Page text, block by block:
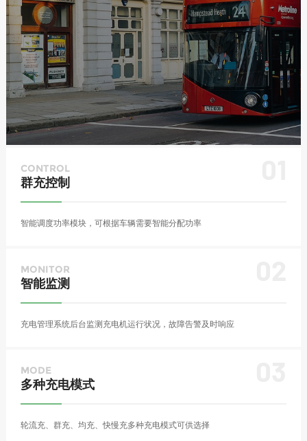
公交运营车辆需要快速充电，减少充电时间。盛弘大功率直流快速充电桩
可满足城市公交特殊充电需求。
CONTROL
群充控制
智能调度功率模块，可根据车辆需要智能分配功率
MONITOR
智能监测
充电管理系统后台监测充电机运行状况，故障告警及时响应
MODE
多种充电模式
轮流充、群充、均充、快慢充多种充电模式可供选择